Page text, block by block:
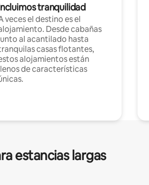
tranquilidad
veces el destino es el
Desde cabañas
al acantilado hasta
casas flotantes,
alojamientos están
de características
estancias largas